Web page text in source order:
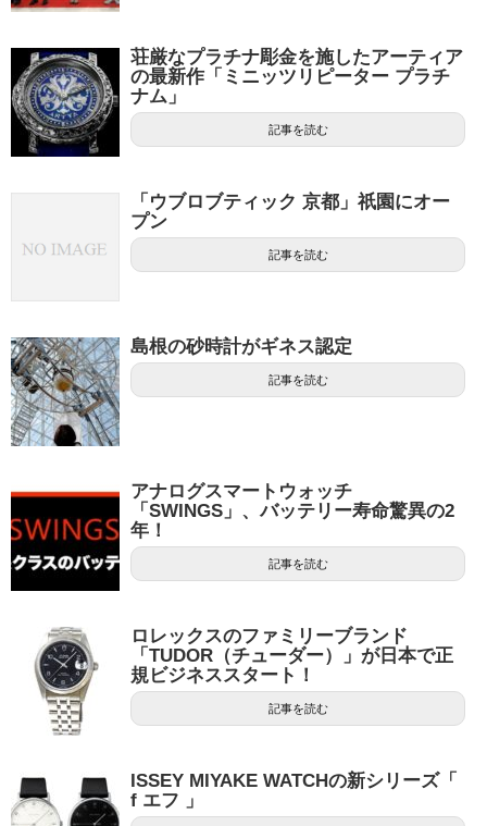
荘厳なプラチナ彫金を施したアーティア
の最新作「ミニッツリピーター プラチ
ナム」
記事を読む
「ウブロブティック 京都」祇園にオー
プン
記事を読む
島根の砂時計がギネス認定
記事を読む
アナログスマートウォッチ
「SWINGS」、バッテリー寿命驚異の2
年！
記事を読む
ロレックスのファミリーブランド
「TUDOR（チューダー）」が日本で正
規ビジネススタート！
記事を読む
ISSEY MIYAKE WATCHの新シリーズ「
f エフ 」